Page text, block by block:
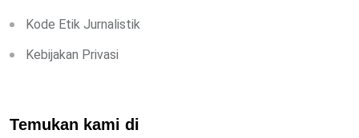
Kode Etik Jurnalistik
Kebijakan Privasi
Temukan kami di